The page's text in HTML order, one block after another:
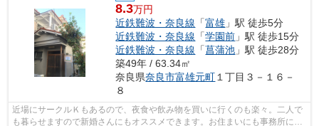
8.3万円
近鉄難波・奈良線 「富雄 」駅 徒歩5分
近鉄難波・奈良線 「学園前 」駅 徒歩15分
近鉄難波・奈良線 「菖蒲池 」駅 徒歩28分
築49年 / 63.34㎡
奈良県奈良市富雄元町 １丁目３－１６－
８
近場にサークルＫもあるので、夜食や飲み物を買いに行くのも楽々。二人で
も暮らせますので新婚さんにもオススメできます。お住まいにも事務所にも